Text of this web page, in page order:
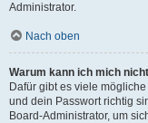
Administrator.
Nach oben
Warum kann ich mich
Dafür gibt es viele
und dein Passwort richtig
Board-Administrator, um